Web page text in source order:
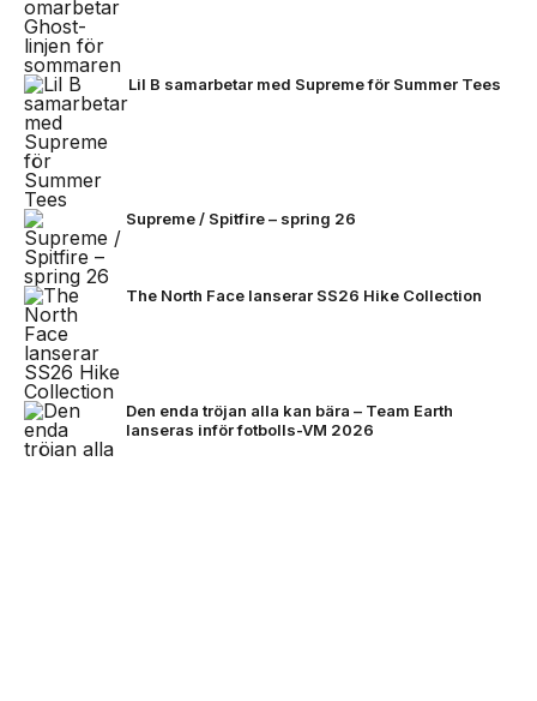
Lil B samarbetar med Supreme för Summer Tees
Supreme / Spitfire – spring 26
The North Face lanserar SS26 Hike Collection
Den enda tröjan alla kan bära – Team Earth
lanseras inför fotbolls-VM 2026